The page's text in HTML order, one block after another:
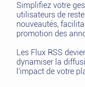
Simplifiez votre
utilisateurs de
nouveautés,
promotion des
Les Flux RSS
dynamiser la
l'impact de votre